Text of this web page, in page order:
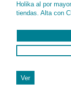
Holika al por
tiendas. Alta con
Ver